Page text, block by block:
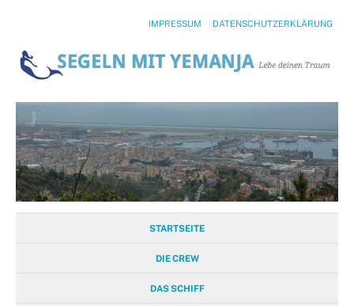
IMPRESSUM DATENSCHUTZERKLÄRUNG
STARTSEITE
DIE CREW
DAS SCHIFF